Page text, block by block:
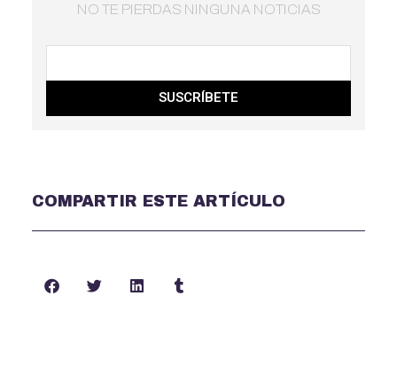
NO TE PIERDAS NINGUNA NOTICIAS
SUSCRÍBETE
COMPARTIR ESTE ARTÍCULO